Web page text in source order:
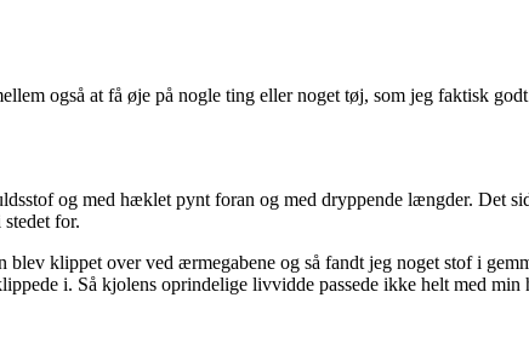
også at få øje på nogle ting eller noget tøj, som jeg faktisk
og med hæklet pynt foran og med dryppende længder. Det
for.
klippet over ved ærmegabene og så fandt jeg noget stof i
i. Så kjolens oprindelige livvidde passede ikke helt med